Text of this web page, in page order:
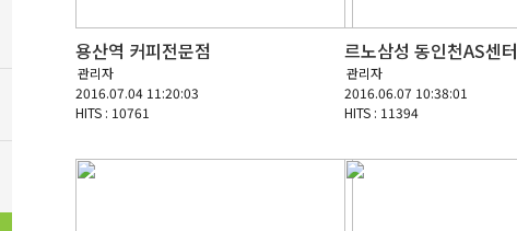
용산역 커피전문점
관리자
2016.07.04 11:20:03
HITS : 10761
르노삼성 동인천AS센터
관리자
2016.06.07 10:38:01
HITS : 11394